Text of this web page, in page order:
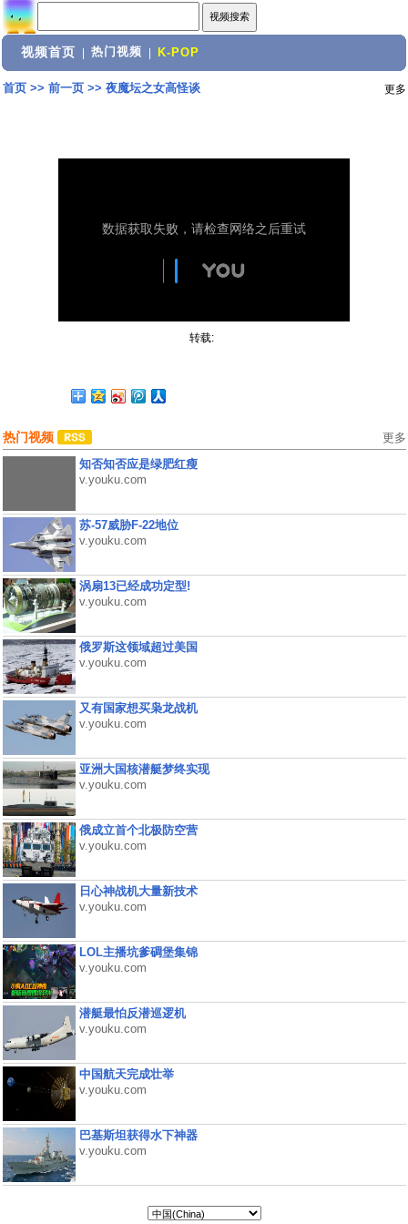
视频首页 热门视频 K-POP
首页>> 前一页>> 夜魔坛之女高怪谈 更多
转载:
热门视频 更多
知否知否应是绿肥红瘦
v.youku.com
苏-57威胁F-22地位
v.youku.com
涡扇13已经成功定型!
v.youku.com
俄罗斯这领域超过美国
v.youku.com
又有国家想买枭龙战机
v.youku.com
亚洲大国核潜艇梦终实现
v.youku.com
俄成立首个北极防空营
v.youku.com
日心神战机大量新技术
v.youku.com
LOL主播坑爹碉堡集锦
v.youku.com
潜艇最怕反潜巡逻机
v.youku.com
中国航天完成壮举
v.youku.com
巴基斯坦获得水下神器
v.youku.com